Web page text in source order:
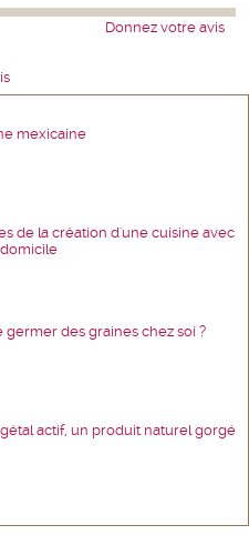
Donnez votre avis
mexicaine
de la création d'une cuisine avec
germer des graines chez soi ?
actif, un produit naturel gorgé